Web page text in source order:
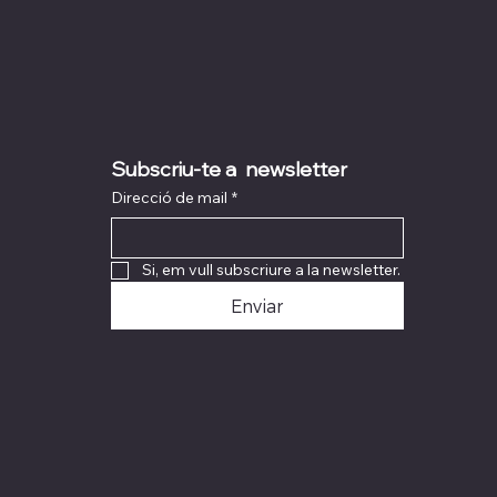
Subscriu-te a  newsletter
Direcció de mail *
Si, em vull subscriure a la newsletter.
Enviar